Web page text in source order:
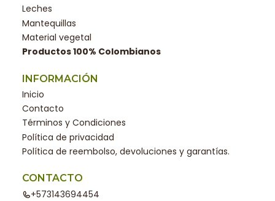
Leches
Mantequillas
Material vegetal
Productos 100% Colombianos
INFORMACIÓN
Inicio
Contacto
Términos y Condiciones
Política de privacidad
Política de reembolso, devoluciones y garantías.
CONTACTO
+573143694454